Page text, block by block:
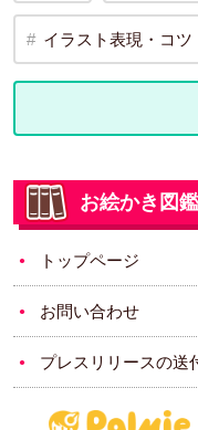
イラスト表現・コツ
お絵かき図
トップページ
お問い合わせ
プレスリリースの送